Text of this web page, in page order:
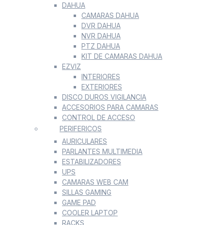
DAHUA
CAMARAS DAHUA
DVR DAHUA
NVR DAHUA
PTZ DAHUA
KIT DE CAMARAS DAHUA
EZVIZ
INTERIORES
EXTERIORES
DISCO DUROS VIGILANCIA
ACCESORIOS PARA CAMARAS
CONTROL DE ACCESO
PERIFERICOS
AURICULARES
PARLANTES MULTIMEDIA
ESTABILIZADORES
UPS
CAMARAS WEB CAM
SILLAS GAMING
GAME PAD
COOLER LAPTOP
RACKS